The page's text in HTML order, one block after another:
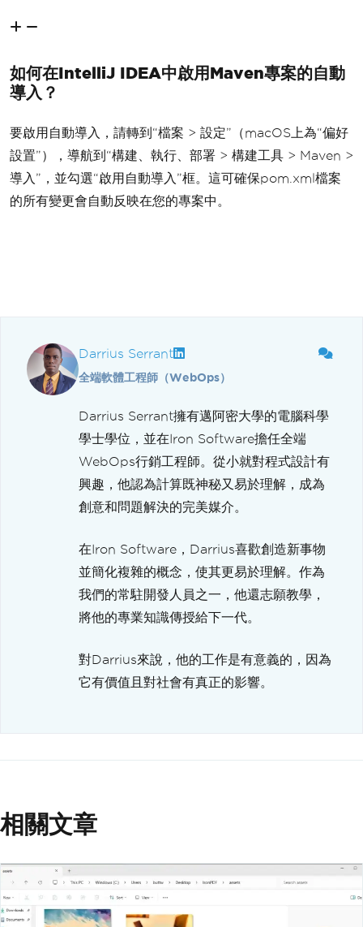
如何在IntelliJ IDEA中啟用Maven專案的自動
導入？
要啟用自動導入，請轉到“檔案 > 設定”（macOS上為“偏好
設置”），導航到“構建、執行、部署 > 構建工具 > Maven >
導入”，並勾選“啟用自動導入”框。這可確保pom.xml檔案
的所有變更會自動反映在您的專案中。
Darrius Serrant
全端軟體工程師（WebOps）
Darrius Serrant擁有邁阿密大學的電腦科學
學士學位，並在Iron Software擔任全端
WebOps行銷工程師。從小就對程式設計有
興趣，他認為計算既神秘又易於理解，成為
創意和問題解決的完美媒介。
在Iron Software，Darrius喜歡創造新事物
並簡化複雜的概念，使其更易於理解。作為
我們的常駐開發人員之一，他還志願教學，
將他的專業知識傳授給下一代。
對Darrius來說，他的工作是有意義的，因為
它有價值且對社會有真正的影響。
相關文章